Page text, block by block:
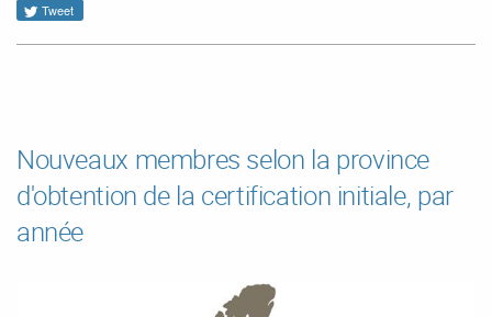
Tweet
Nouveaux membres selon la province
d'obtention de la certification initiale, par
année